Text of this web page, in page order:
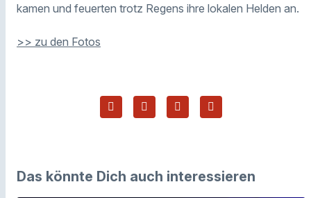
kamen und feuerten trotz Regens ihre lokalen Helden an.
>> zu den Fotos
Das könnte Dich auch interessieren